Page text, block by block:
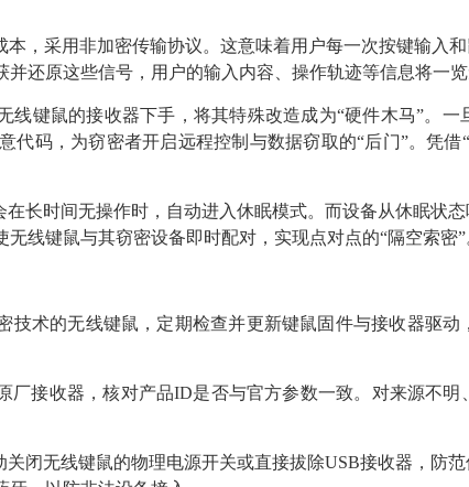
，采用非加密传输协议。这意味着用户每一次按键输入
还原这些信号，用户的输入内容、操作轨迹等信息将一览
键鼠的接收器下手，将其特殊改造成为“硬件木马”。
代码，为窃密者开启远程控制与数据窃取的“后门”。凭
长时间无操作时，自动进入休眠模式。而设备从休眠状
线键鼠与其窃密设备即时配对，实现点对点的“隔空索密”
术的无线键鼠，定期检查并更新键鼠固件与接收器驱动
接收器，核对产品ID是否与官方参数一致。对来源不
闭无线键鼠的物理电源开关或直接拔除USB接收器，防